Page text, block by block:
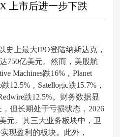
上市后进一步下跌
史上最大IPO登陆纳斯达克，
750亿美元。然而，美股航
Machines跌16%，Planet
12.5%，Satellogic跌15.7%，
跌12.5%。财务数据显
但长期处于亏损状态，2026
元。其三大业务板块中，卫
现盈利的板块。此外，